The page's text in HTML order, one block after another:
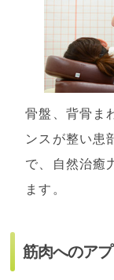
骨盤、背骨ま
ンスが整い患
で、自然治癒
ます。
筋肉へのア